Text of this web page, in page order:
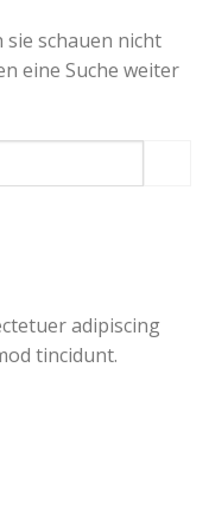
sie schauen nicht
eine Suche weiter
adipiscing
tincidunt.